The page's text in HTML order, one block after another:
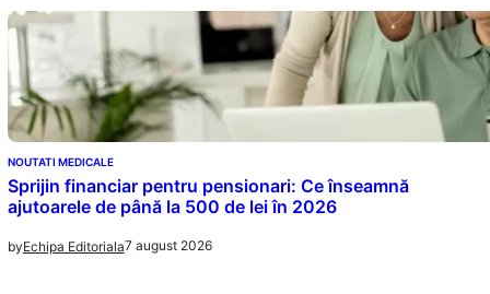
NOUTATI MEDICALE
Sprijin financiar pentru pensionari: Ce înseamnă
ajutoarele de până la 500 de lei în 2026
byEchipa Editoriala7 august 2026